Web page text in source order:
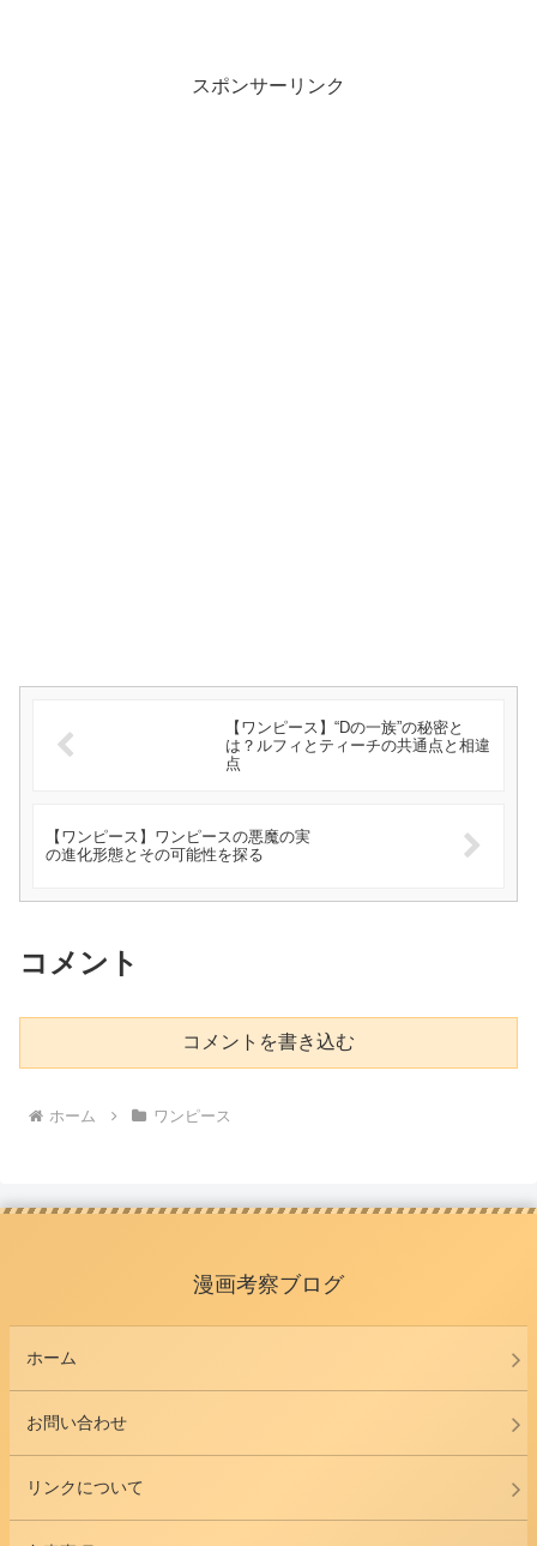
スポンサーリンク
【ワンピース】“Dの一族”の秘密と
は？ルフィとティーチの共通点と相違
点
【ワンピース】ワンピースの悪魔の実
の進化形態とその可能性を探る
コメント
コメントを書き込む
ホーム ワンピース
漫画考察ブログ
ホーム
お問い合わせ
リンクについて